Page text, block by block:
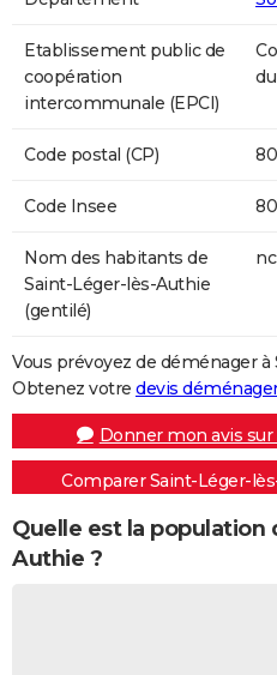
Etablissement public de
coopération
intercommunale (EPCI)
Code postal (CP)
Code Insee
Nom des habitants de
Saint-Léger-lès-Authie
(gentilé)
nc
Vous prévoyez de déménager
Obtenez votre devis
Donner mon avis
Comparer Saint-Léger-
Quelle est la population
Authie ?